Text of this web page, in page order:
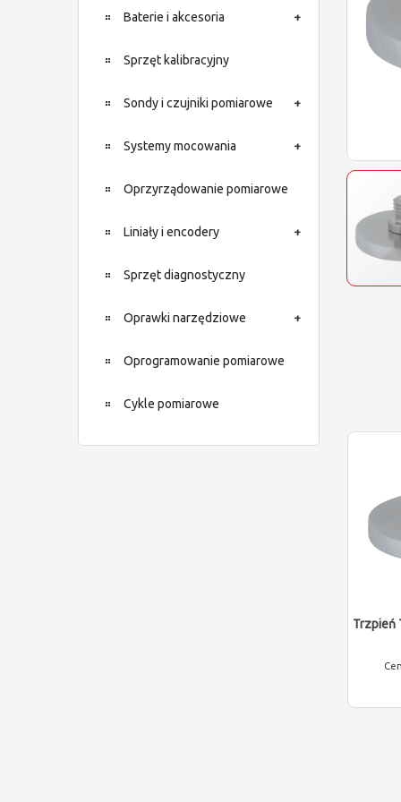
Baterie i akcesoria
Sprzęt kalibracyjny
Sondy i czujniki pomiarowe
Systemy mocowania
Oprzyrządowanie pomiarowe
Liniały i encodery
Sprzęt diagnostyczny
Oprawki narzędziowe
Oprogramowanie pomiarowe
Cykle pomiarowe